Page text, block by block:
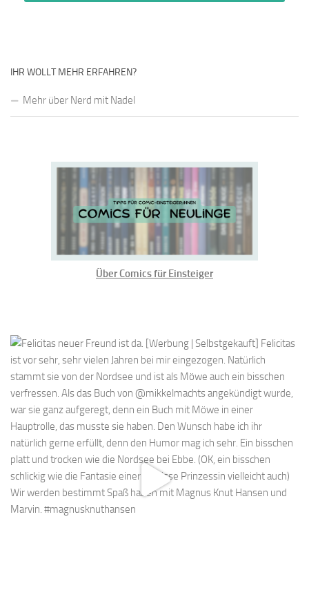
IHR WOLLT MEHR ERFAHREN?
Mehr über Nerd mit Nadel
Über Comics für Einsteiger